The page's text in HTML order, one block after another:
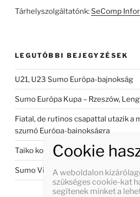
Tárhelyszolgáltatónk: SeComp
LEGUTÓBBI BEJEGYZÉSEK
U21, U23 Sumo Európa-bajnokság
Sumo Európa Kupa – Rzeszów,
Fiatal, de rutinos csapattal utazik a
szumó Európa-bajnokságra
Taiko koncert Veszprémban
Sumo Világbajnokság 2026
A weboldalon
szükséges cookie-kat
segítenek minket a